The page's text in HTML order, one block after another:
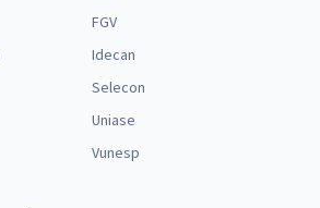
FGV
Idecan
Selecon
Uniase
Vunesp